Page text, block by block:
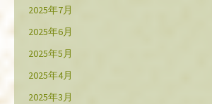
2025年7月
2025年6月
2025年5月
2025年4月
2025年3月